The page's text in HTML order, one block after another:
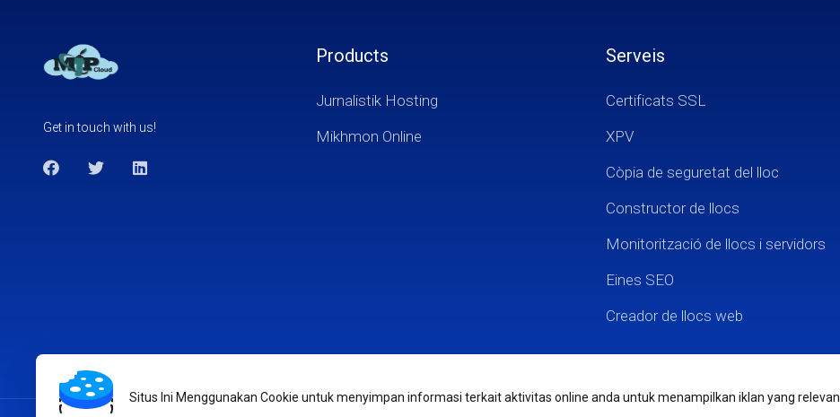
Get in touch with us!
Products
Jurnalistik Hosting
Mikhmon Online
Serveis
Certificats SSL
XPV
Còpia de seguretat del lloc
Constructor de llocs
Monitorització de llocs i servidors
Eines SEO
Creador de llocs web
Situs Ini Menggunakan Cookie untuk menyimpan informasi terkait aktivitas online anda untuk menampilkan iklan yang relevan.